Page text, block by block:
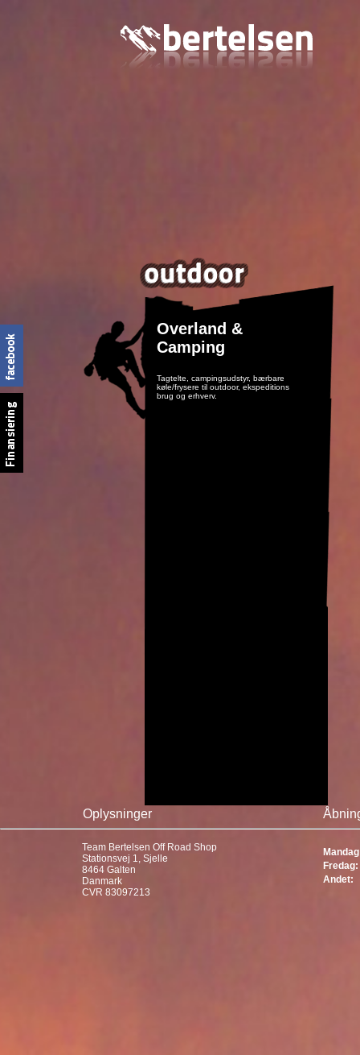
Overland &
Camping
Tagtelte, campingsudstyr, bærbare
køle/frysere til outdoor, ekspeditions
brug og erhverv.
Oplysninger
Team Bertelsen Off Road Shop
Stationsvej 1, Sjelle
8464 Galten
Danmark
CVR 83097213
Fredag:
Andet: